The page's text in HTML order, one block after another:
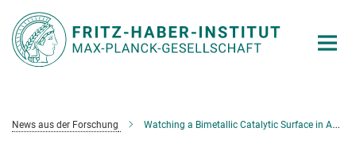
Hauptinhalt
News aus der Forschung Watching a Bimetallic Catalytic Surface in Action